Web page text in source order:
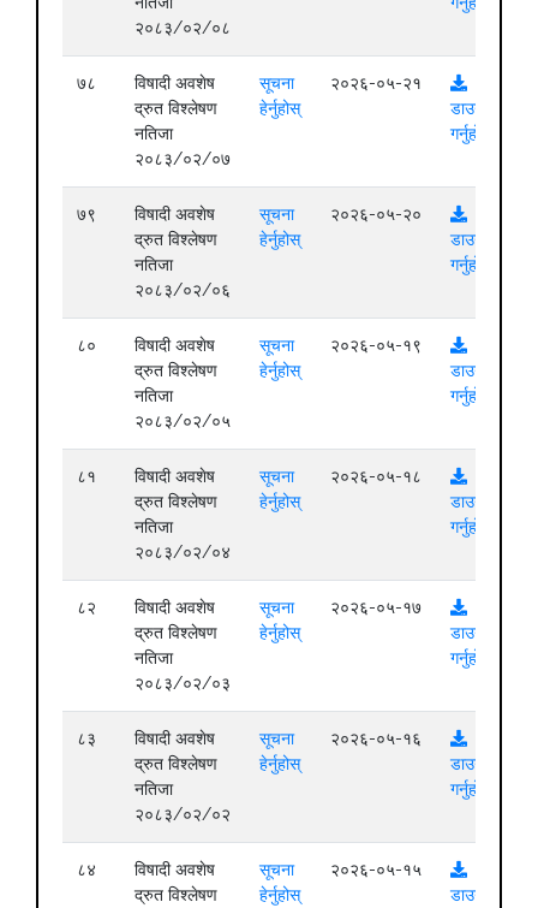
२०८३/०२/०८
७८
विषादी अवशेष
द्रुत विश्लेषण
नतिजा
२०८३/०२/०७
सूचना
हेर्नुहोस्
२०२६-०५-२१
डाउनलोड
गर्नुहोस्
७९
विषादी अवशेष
द्रुत विश्लेषण
नतिजा
२०८३/०२/०६
सूचना
हेर्नुहोस्
२०२६-०५-२०
डाउनलोड
गर्नुहोस्
८०
विषादी अवशेष
द्रुत विश्लेषण
नतिजा
२०८३/०२/०५
सूचना
हेर्नुहोस्
२०२६-०५-१९
डाउनलोड
गर्नुहोस्
८१
विषादी अवशेष
द्रुत विश्लेषण
नतिजा
२०८३/०२/०४
सूचना
हेर्नुहोस्
२०२६-०५-१८
डाउनलोड
गर्नुहोस्
८२
विषादी अवशेष
द्रुत विश्लेषण
नतिजा
२०८३/०२/०३
सूचना
हेर्नुहोस्
२०२६-०५-१७
डाउनलोड
गर्नुहोस्
८३
विषादी अवशेष
द्रुत विश्लेषण
नतिजा
२०८३/०२/०२
सूचना
हेर्नुहोस्
२०२६-०५-१६
डाउनलोड
गर्नुहोस्
८४
विषादी अवशेष
द्रुत विश्लेषण
सूचना
हेर्नुहोस्
२०२६-०५-१५
डाउनलोड